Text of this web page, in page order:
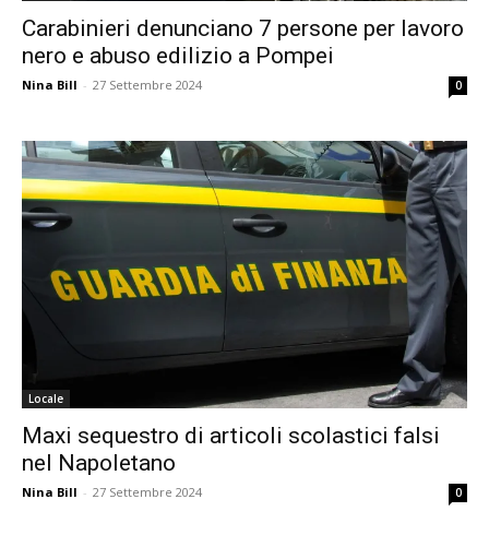
Carabinieri denunciano 7 persone per lavoro
nero e abuso edilizio a Pompei
Nina Bill - 27 Settembre 2024 0
Locale
Maxi sequestro di articoli scolastici falsi
nel Napoletano
Nina Bill - 27 Settembre 2024 0